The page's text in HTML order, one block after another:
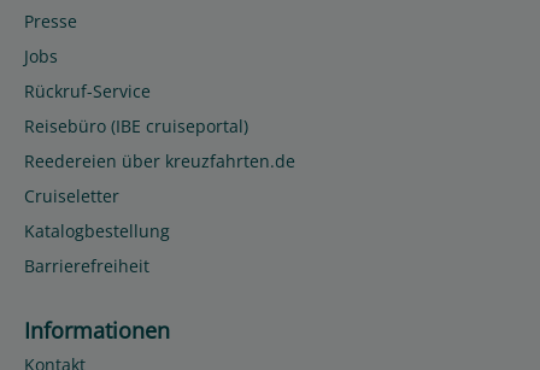
Presse
Jobs
Rückruf-Service
Reisebüro (IBE cruiseportal)
Reedereien über kreuzfahrten.de
Cruiseletter
Katalogbestellung
Barrierefreiheit
Informationen
Kontakt